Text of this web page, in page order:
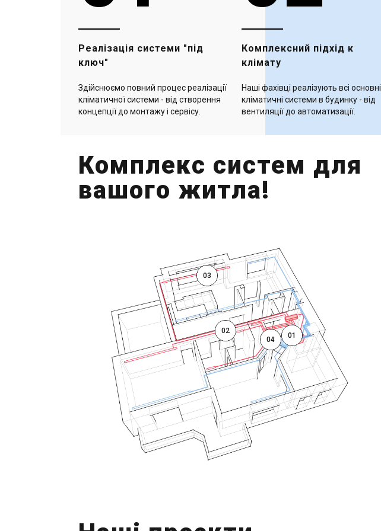
Замовити Всі проєкти
Замовити Всі проєкти
Реалізація системи "під
ключ"
Здійснюємо повний процес реалізації
кліматичної системи - від створення
концепції до монтажу і сервісу.
Комплексний підхід к
клімату
Наші фахівці реалізують всі основні
кліматичні системи в будинку - від
вентиляції до автоматизації.
Комплекс систем для
вашого житла!
01
02
03
04